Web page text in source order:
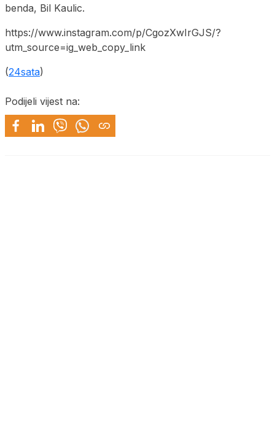
benda, Bil Kaulic.
https://www.instagram.com/p/CgozXwIrGJS/?
utm_source=ig_web_copy_link
(24sata)
Podijeli vijest na: